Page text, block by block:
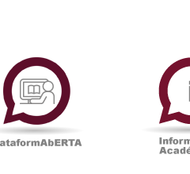
PlataformAberta